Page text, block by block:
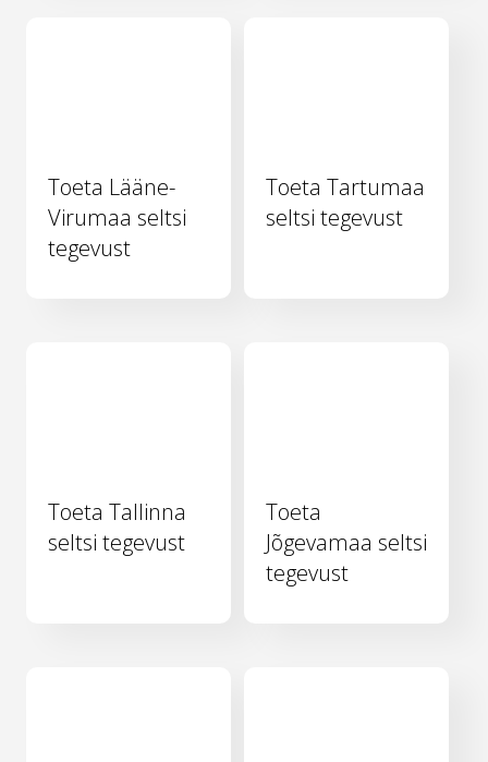
Toeta Lääne-
Virumaa seltsi
tegevust
Toeta Tartumaa
seltsi tegevust
Toeta Tallinna
seltsi tegevust
Toeta
Jõgevamaa seltsi
tegevust